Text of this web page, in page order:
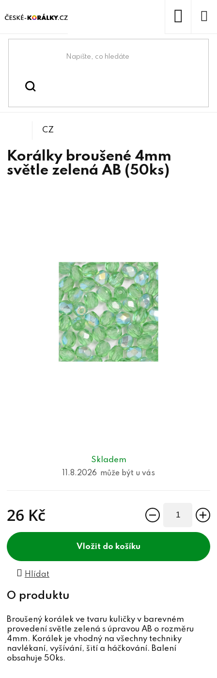
na
Domů
Korálky
Skladem
11.8.2026
26 Kč
do košíku
Hlídat
Korálky broušené 4mm
světle zelená AB (50ks)
CZ
Broušený korálek ve tvaru kuličky v barevném
provedení světle zelená s úpravou AB o rozměru
4mm. Korálek je vhodný na všechny techniky
navlékaní, vyšívání, šití a háčkování. Balení
obsahuje 50ks.